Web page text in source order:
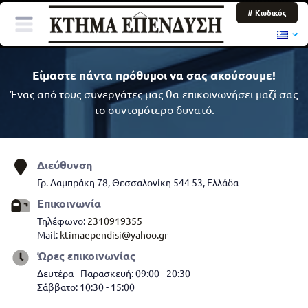
# Κωδικός
Είμαστε πάντα πρόθυμοι να σας ακούσουμε!
Ένας από τους συνεργάτες μας θα επικοινωνήσει μαζί σας
το συντομότερο δυνατό.
Διεύθυνση
Γρ. Λαμπράκη 78, Θεσσαλονίκη 544 53, Ελλάδα
Επικοινωνία
Τηλέφωνο: 2310919355
Mail: ktimaependisi@yahoo.gr
Ώρες επικοινωνίας
Δευτέρα - Παρασκευή: 09:00 - 20:30
Σάββατο: 10:30 - 15:00